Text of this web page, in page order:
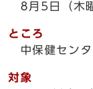
8月5日（木
ところ
中保健センタ
対象